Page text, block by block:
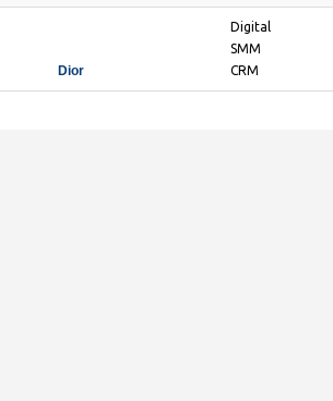
Dior
Digital
SMM
CRM